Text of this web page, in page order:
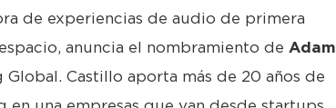
de experiencias de audio de primera
anuncia el nombramiento de Adam
Castillo aporta más de 20 años de